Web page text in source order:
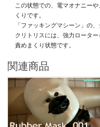
この状態での、電マオナニー
くりです。
「ファッキングマシーン」の
クリトリスには、強力ロータ
責めまくり状態です。
関連商品